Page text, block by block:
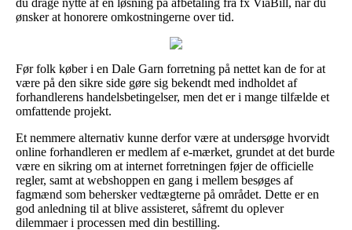
ønsker at honorere omkostningerne over tid.
Før folk køber i en Dale Garn forretning på nettet kan de for at
være på den sikre side gøre sig bekendt med indholdet af
forhandlerens handelsbetingelser, men det er i mange tilfælde et
omfattende projekt.
Et nemmere alternativ kunne derfor være at undersøge hvorvidt
online forhandleren er medlem af e-mærket, grundet at det burde
være en sikring om at internet forretningen føjer de officielle
regler, samt at webshoppen en gang i mellem besøges af
fagmænd som behersker vedtægterne på området. Dette er en
god anledning til at blive assisteret, såfremt du oplever
dilemmaer i processen med din bestilling.